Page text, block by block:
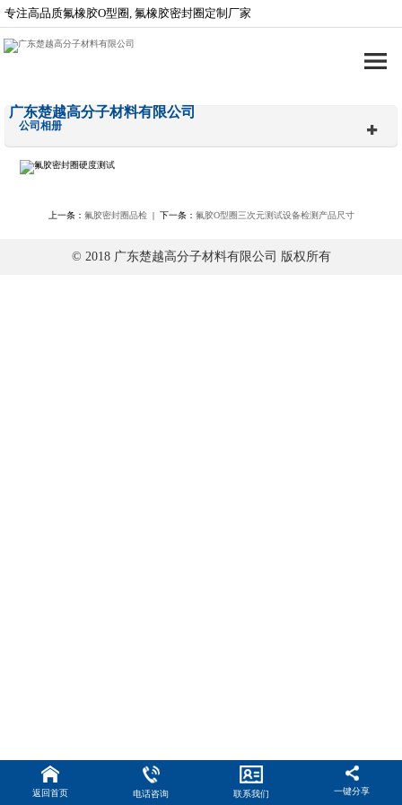
专注高品质氟橡胶O型圈, 氟橡胶密封圈定制厂家
广东楚越高分子材料有限公司
公司相册
上一条： 氟胶密封圈品检| 下一条： 氟胶O型圈三次元测试设备检测产品尺寸
© 2018 广东楚越高分子材料有限公司 版权所有
返回首页 电话咨询 联系我们 一键分享